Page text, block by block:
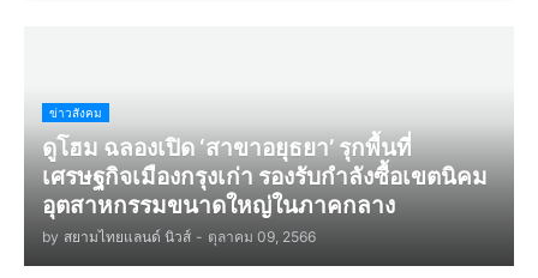
ข่าวสังคม
ดูโฮม ฉลองเปิด ‘สาขาอยุธยา’ รุกพื้นที่
เศรษฐกิจเมืองกรุงเก่า รองรับกำลังซื้อเขตนิคม
อุตสาหกรรมขนาดใหญ่ในภาคกลาง
by สยามไทยแลนด์ นิวส์ - ตุลาคม 09, 2566